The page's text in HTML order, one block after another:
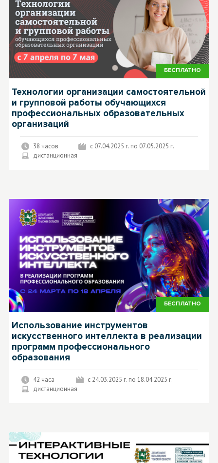
БЕСПЛАТНО
Технологии организации самостоятельной
и групповой работы обучающихся
профессиональных образовательных
организаций
38 часов
с 07.04.2025 г. по 07.05.2025 г.
дистанционная
БЕСПЛАТНО
Использование инструментов
искусственного интеллекта в реализации
программ профессионального
образования
42 часа
с 24.03.2025 г. по 18.04.2025 г.
дистанционная